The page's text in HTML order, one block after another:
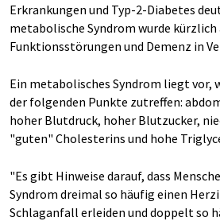
Erkrankungen und Typ-2-Diabetes
metabolische Syndrom wurde
Funktionsstörungen und Demenz in
Ein metabolisches Syndrom liegt vor,
der folgenden Punkte zutreffen:
hoher Blutdruck, hoher Blutzucker,
"guten" Cholesterins und hohe
"Es gibt Hinweise darauf, dass
Syndrom dreimal so häufig einen
Schlaganfall erleiden und doppelt so